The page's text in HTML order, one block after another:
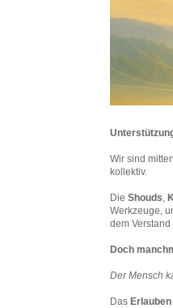
Wir sind
kollektiv.
Die Shouds,
Werkzeuge,
dem
Doch
Der Mensch
Das